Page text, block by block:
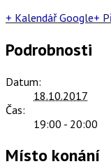
+ Kalendář Google+
Podrobnosti
Datum:
18.10.2017
Čas:
19:00 - 20:00
Místo konání